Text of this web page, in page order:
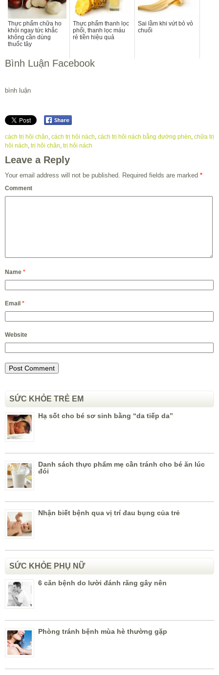
Thực phẩm chữa ho
khỏi ngay tức khắc
không cần dùng
thuốc tây
Thực phẩm thanh lọc
phổi, thanh lọc máu
rẻ tiền hiệu quả
Sai lầm khi vứt bỏ vỏ
chuối
Bình Luận Facebook
bình luận
cách trị hôi chân, cách trị hôi nách, cách trị hôi nách bằng đường phèn, chữa trị
hôi nách, trị hôi chân, trị hôi nách
Leave a Reply
Your email address will not be published. Required fields are marked *
Comment
Name *
Email *
Website
SỨC KHỎE TRẺ EM
Hạ sốt cho bé sơ sinh bằng “da tiếp da”
Danh sách thực phẩm mẹ cần tránh cho bé ăn lúc
đói
Nhận biết bệnh qua vị trí đau bụng của trẻ
SỨC KHỎE PHỤ NỮ
6 căn bệnh do lười đánh răng gây nên
Phòng tránh bệnh mùa hè thường gặp